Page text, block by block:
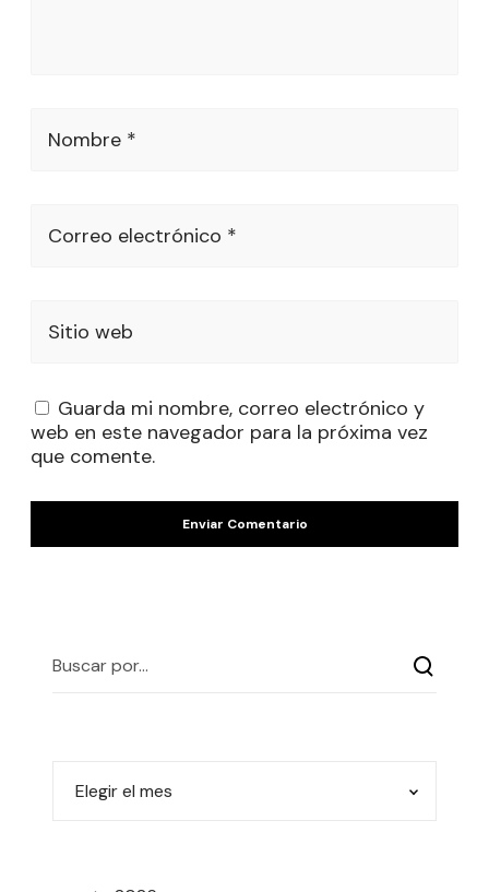
Nombre *
Correo electrónico *
Sitio web
Guarda mi nombre, correo electrónico y
web en este navegador para la próxima vez
que comente.